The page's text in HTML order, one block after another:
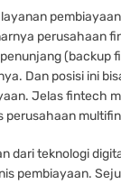
perusahaan
(backup
Dan posisi ini
Jelas fintech
perusahaan
dari teknologi
pembiayaan.